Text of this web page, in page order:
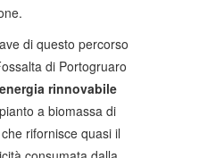
di questo percorso
di Portogruaro
rinnovabile
a biomassa di
rifornisce quasi il